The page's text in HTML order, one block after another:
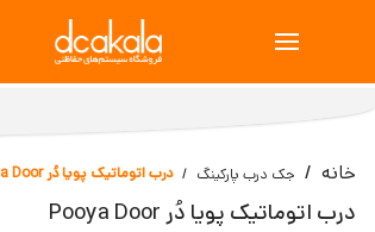
خانه جک درب پارکینگ درب اتوماتیک پویا دُر Pooya Door
درب اتوماتیک پویا دُر Pooya Door